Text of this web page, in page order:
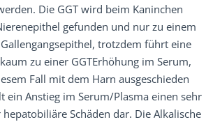
Die GGT wird beim Kaninchen
gefunden und nur zu einem
trotzdem führt eine
zu einer GGTErhöhung im Serum,
Fall mit dem Harn ausgeschieden
ein Anstieg im Serum/Plasma einen sehr
Schäden dar. Die Alkalische